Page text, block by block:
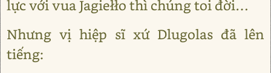
lực với vua Jagiełło thì chúng toi đời…
Nhưng vị hiệp sĩ xứ Dlugolas đã lên
tiếng: